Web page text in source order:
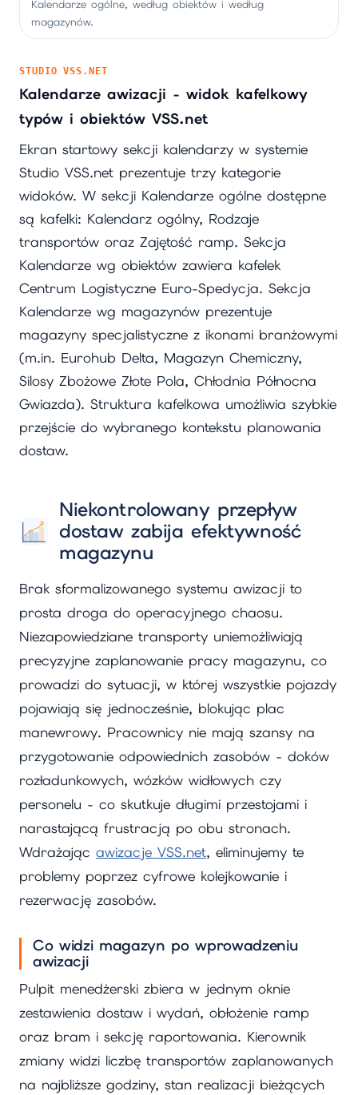
Kalendarze ogólne, według obiektów i według
magazynów.
STUDIO VSS.NET
Kalendarze awizacji - widok kafelkowy
typów i obiektów VSS.net
Ekran startowy sekcji kalendarzy w systemie
Studio VSS.net prezentuje trzy kategorie
widoków. W sekcji Kalendarze ogólne dostępne
są kafelki: Kalendarz ogólny, Rodzaje
transportów oraz Zajętość ramp. Sekcja
Kalendarze wg obiektów zawiera kafelek
Centrum Logistyczne Euro-Spedycja. Sekcja
Kalendarze wg magazynów prezentuje
magazyny specjalistyczne z ikonami branżowymi
(m.in. Eurohub Delta, Magazyn Chemiczny,
Silosy Zbożowe Złote Pola, Chłodnia Północna
Gwiazda). Struktura kafelkowa umożliwia szybkie
przejście do wybranego kontekstu planowania
dostaw.
Niekontrolowany przepływ
dostaw zabija efektywność
magazynu
Brak sformalizowanego systemu awizacji to
prosta droga do operacyjnego chaosu.
Niezapowiedziane transporty uniemożliwiają
precyzyjne zaplanowanie pracy magazynu, co
prowadzi do sytuacji, w której wszystkie pojazdy
pojawiają się jednocześnie, blokując plac
manewrowy. Pracownicy nie mają szansy na
przygotowanie odpowiednich zasobów - doków
rozładunkowych, wózków widłowych czy
personelu - co skutkuje długimi przestojami i
narastającą frustracją po obu stronach.
Wdrażając awizacje VSS.net, eliminujemy te
problemy poprzez cyfrowe kolejkowanie i
rezerwację zasobów.
Co widzi magazyn po wprowadzeniu
awizacji
Pulpit menedżerski zbiera w jednym oknie
zestawienia dostaw i wydań, obłożenie ramp
oraz bram i sekcję raportowania. Kierownik
zmiany widzi liczbę transportów zaplanowanych
na najbliższe godziny, stan realizacji bieżących